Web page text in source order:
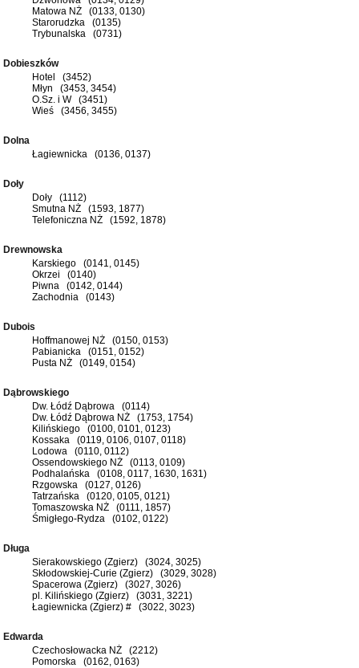
Matowa NŻ (0133, 0130)
Starorudzka (0135)
Trybunalska (0731)
Dobieszków
Hotel (3452)
Młyn (3453, 3454)
O.Sz. i W (3451)
Wieś (3456, 3455)
Dolna
Łagiewnicka (0136, 0137)
Doły
Doły (1112)
Smutna NŻ (1593, 1877)
Telefoniczna NŻ (1592, 1878)
Drewnowska
Karskiego (0141, 0145)
Okrzei (0140)
Piwna (0142, 0144)
Zachodnia (0143)
Dubois
Hoffmanowej NŻ (0150, 0153)
Pabianicka (0151, 0152)
Pusta NŻ (0149, 0154)
Dąbrowskiego
Dw. Łódź Dąbrowa (0114)
Dw. Łódź Dąbrowa NŻ (1753, 1754)
Kilińskiego (0100, 0101, 0123)
Kossaka (0119, 0106, 0107, 0118)
Lodowa (0110, 0112)
Ossendowskiego NŻ (0113, 0109)
Podhalańska (0108, 0117, 1630, 1631)
Rzgowska (0127, 0126)
Tatrzańska (0120, 0105, 0121)
Tomaszowska NŻ (0111, 1857)
Śmigłego-Rydza (0102, 0122)
Długa
Sierakowskiego (Zgierz) (3024, 3025)
Skłodowskiej-Curie (Zgierz) (3029, 3028)
Spacerowa (Zgierz) (3027, 3026)
pl. Kilińskiego (Zgierz) (3031, 3221)
Łagiewnicka (Zgierz) # (3022, 3023)
Edwarda
Czechosłowacka NŻ (2212)
Pomorska (0162, 0163)